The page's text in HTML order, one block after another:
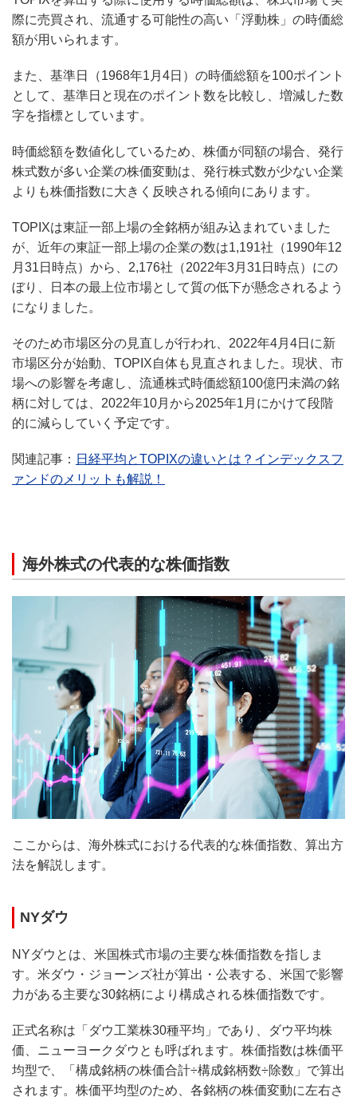
際に売買され、流通する可能性の高い「浮動株」の時価総
額が用いられます。
また、基準日（1968年1月4日）の時価総額を100ポイント
として、基準日と現在のポイント数を比較し、増減した数
字を指標としています。
時価総額を数値化しているため、株価が同額の場合、発行
株式数が多い企業の株価変動は、発行株式数が少ない企業
よりも株価指数に大きく反映される傾向にあります。
TOPIXは東証一部上場の全銘柄が組み込まれていました
が、近年の東証一部上場の企業の数は1,191社（1990年12
月31日時点）から、2,176社（2022年3月31日時点）にの
ぼり、日本の最上位市場として質の低下が懸念されるよう
になりました。
そのため市場区分の見直しが行われ、2022年4月4日に新
市場区分が始動、TOPIX自体も見直されました。現状、市
場への影響を考慮し、流通株式時価総額100億円未満の銘
柄に対しては、2022年10月から2025年1月にかけて段階
的に減らしていく予定です。
関連記事： 日経平均とTOPIXの違いとは？インデックスフ
ァンドのメリットも解説！
海外株式の代表的な株価指数
ここからは、海外株式における代表的な株価指数、算出方
法を解説します。
NYダウ
NYダウとは、米国株式市場の主要な株価指数を指しま
す。米ダウ・ジョーンズ社が算出・公表する、米国で影響
力がある主要な30銘柄により構成される株価指数です。
正式名称は「ダウ工業株30種平均」であり、ダウ平均株
価、ニューヨークダウとも呼ばれます。株価指数は株価平
均型で、「構成銘柄の株価合計÷構成銘柄数÷除数」で算出
されます。株価平均型のため、各銘柄の株価変動に左右さ